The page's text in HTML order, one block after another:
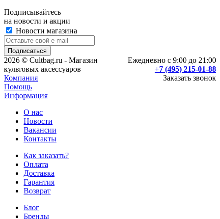
Подписывайтесь
на новости и акции
Новости магазина
Ежедневно с 9:00 до 21:00
+7 (495) 215-01-88
Заказать звонок
2026 © Cultbag.ru - Магазин
культовых аксессуаров
Компания
Помощь
Информация
О нас
Новости
Вакансии
Контакты
Как заказать?
Оплата
Доставка
Гарантия
Возврат
Блог
Бренды